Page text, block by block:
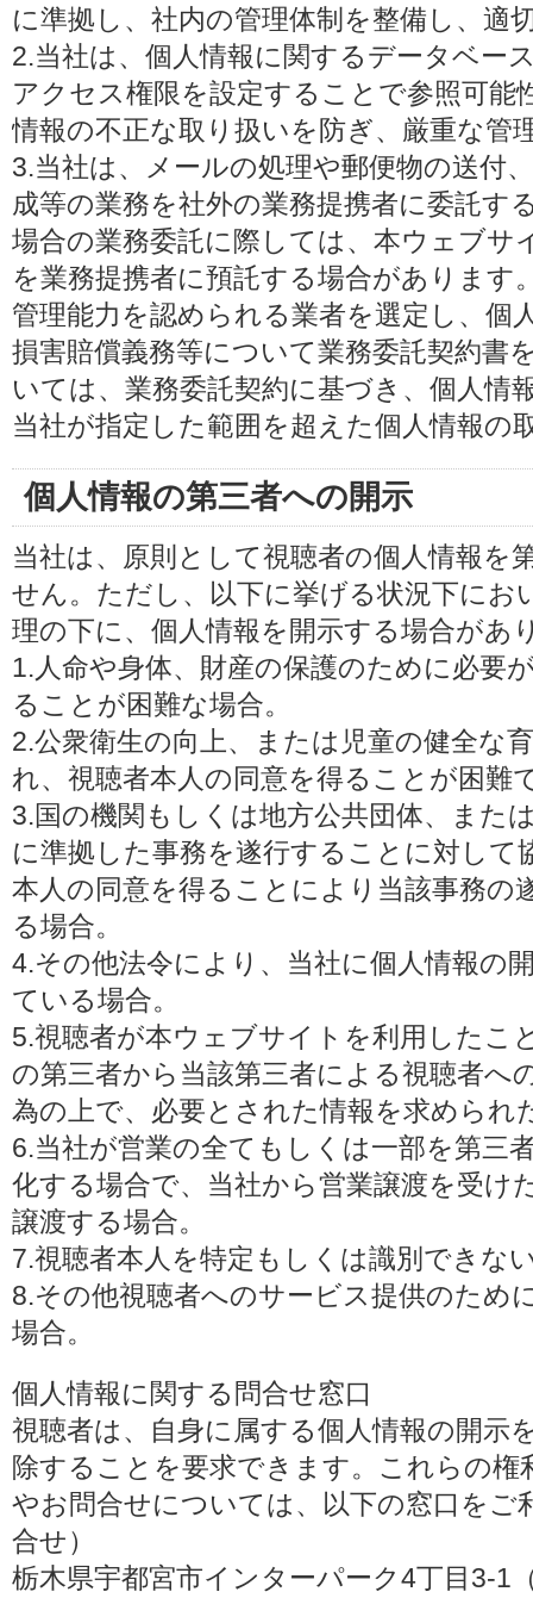
に準拠し、社内の管理体制を整備し、適
2.当社は、個人情報に関するデータベー
アクセス権限を設定することで参照可能
情報の不正な取り扱いを防ぎ、厳重な管
3.当社は、メールの処理や郵便物の送付
成等の業務を社外の業務提携者に委託す
場合の業務委託に際しては、本ウェブサ
を業務提携者に預託する場合があります
管理能力を認められる業者を選定し、個
損害賠償義務等について業務委託契約書
いては、業務委託契約に基づき、個人情
当社が指定した範囲を超えた個人情報の
個人情報の第三者への開示
当社は、原則として視聴者の個人情報を
せん。ただし、以下に挙げる状況下にお
理の下に、個人情報を開示する場合があ
1.人命や身体、財産の保護のために必要
ることが困難な場合。
2.公衆衛生の向上、または児童の健全な
れ、視聴者本人の同意を得ることが困難
3.国の機関もしくは地方公共団体、また
に準拠した事務を遂行することに対して
本人の同意を得ることにより当該事務の
る場合。
4.その他法令により、当社に個人情報の
ている場合。
5.視聴者が本ウェブサイトを利用したこ
の第三者から当該第三者による視聴者へ
為の上で、必要とされた情報を求められ
6.当社が営業の全てもしくは一部を第三
化する場合で、当社から営業譲渡を受け
譲渡する場合。
7.視聴者本人を特定もしくは識別できな
8.その他視聴者へのサービス提供のため
場合。
個人情報に関する問合せ窓口
視聴者は、自身に属する個人情報の開示
除することを要求できます。これらの権
やお問合せについては、以下の窓口をご
合せ）
栃木県宇都宮市インターパーク4丁目3-1